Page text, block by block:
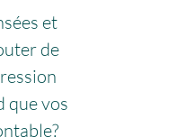
et
de
que vos